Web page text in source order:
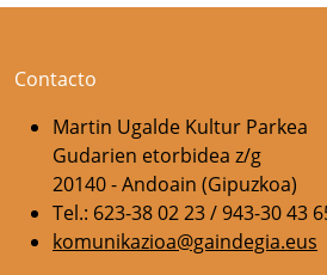
Contacto
Martin Ugalde Kultur Parkea
Gudarien etorbidea z/g
20140 - Andoain (Gipuzkoa)
Tel.: 623-38 02 23 / 943-30 43
komunikazioa@gaindegia.eus